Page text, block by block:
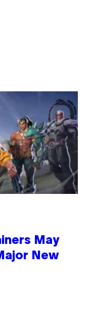
May
New